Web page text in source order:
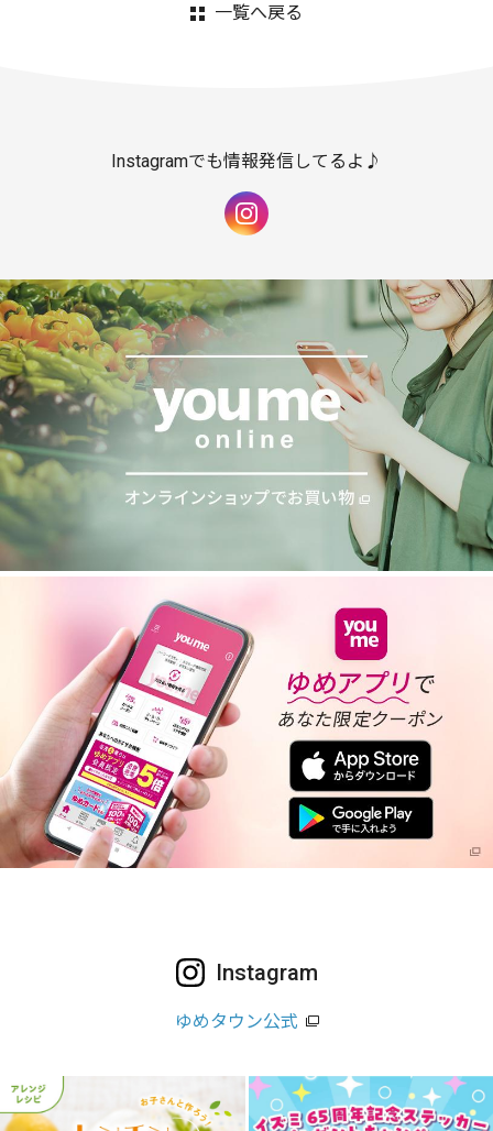
一覧へ戻る
Instagramでも情報発信してるよ♪
Instagram
ゆめタウン公式